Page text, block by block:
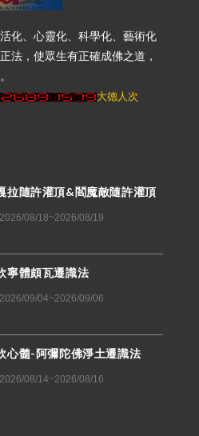
化、心靈化、科學化、藝術化
法，使眾生有正確成佛之道，
大德人次
拉隨許灌頂&閻魔敵隨許灌頂
2026/08/18~2026/08/19
寧體頗瓦遷識法
2026/09/04~2026/09/06
心髓-阿彌陀佛淨土遷識法
2026/08/14~2026/08/16